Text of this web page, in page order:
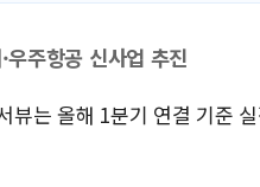
주항공 신사업 추진
뷰는 올해 1분기 연결 기준